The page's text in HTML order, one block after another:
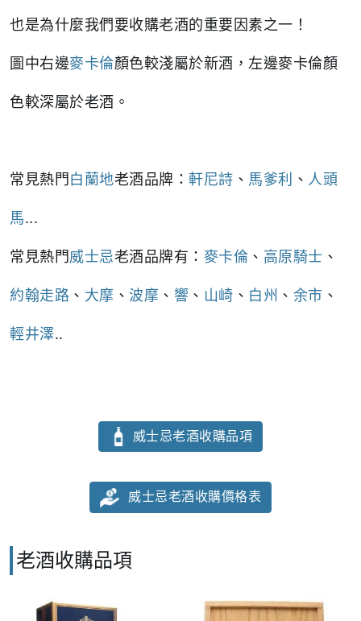
也是為什麼我們要收購老酒的重要因素之一！
圖中右邊麥卡倫顏色較淺屬於新酒，左邊麥卡倫顏
色較深屬於老酒。
常見熱門 白蘭地老酒品牌： 軒尼詩 、 馬爹利 、 人頭
馬...
常見熱門威士忌老酒品牌有： 麥卡倫 、 高原騎士 、
約翰走路 、 大摩 、 波摩 、 響 、 山崎 、 白州 、 余市 、
輕井澤..
威士忌老酒收購品項
威士忌老酒收購價格表
老酒收購品項